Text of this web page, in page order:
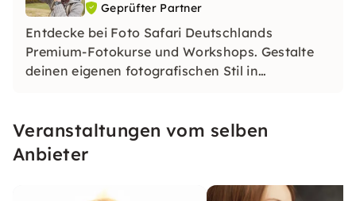
Geprüfter Partner
Entdecke bei Foto Safari Deutschlands
Premium-Fotokurse und Workshops. Gestalte
deinen eigenen fotografischen Stil in
Welt der Fotografie.
Veranstaltungen vom selben
Anbieter